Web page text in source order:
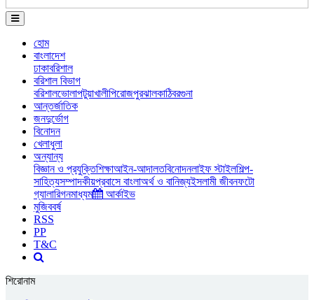
হোম
বাংলাদেশ
ঢাকাবরিশাল
বরিশাল বিভাগ
বরিশালভোলাপটুয়াখালীপিরোজপুরঝালকাঠিবরগুনা
আন্তর্জাতিক
জনদুর্ভোগ
বিনোদন
খেলাধুলা
অন্যান্য
বিজ্ঞান ও প্রযুক্তিশিক্ষাআইন-আদালতবিনোদনলাইফ স্টাইলশিল্প-
সাহিত্যসম্পাদকীয়প্রবাসে বাংলাঅর্থ ও বানিজ্যইসলামী জীবনফটো
গ্যালারিগনমাধ্যম
আর্কাইভ
মুজিববর্ষ
RSS
PP
T&C
শিরোনাম